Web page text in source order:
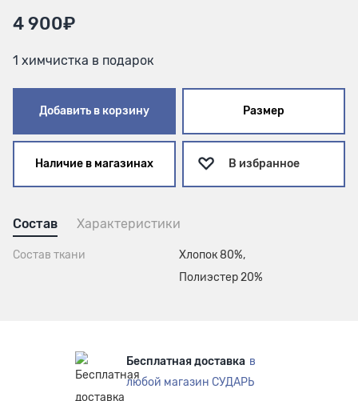
4 900₽
1 химчистка в подарок
Добавить в корзину Размер
Наличие в магазинах В избранное
Состав Характеристики
Состав ткани
Хлопок 80%,
Полиэстер 20%
Бесплатная доставка в
любой магазин СУДАРЬ